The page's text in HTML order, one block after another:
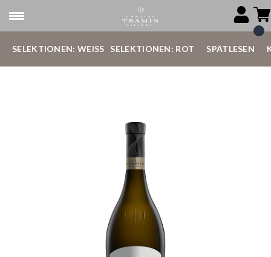
SELEKTIONEN: WEISS SELEKTIONEN: ROT SPÄTLESEN